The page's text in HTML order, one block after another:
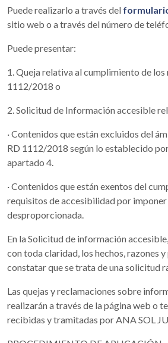
Puede realizarlo a través del
sitio web o a través del número de
Puede presentar:
1. Queja relativa al cumplimiento de
1112/2018 o
2. Solicitud de Información accesible
· Contenidos que están excluidos del
RD 1112/2018 según lo establecido
apartado 4.
· Contenidos que están exentos del
requisitos de accesibilidad por imponer
desproporcionada.
En la Solicitud de información
con toda claridad, los hechos, razones
constatar que se trata de una solicitud
Las quejas y reclamaciones sobre
realizarán a través de la página web o
recibidas y tramitadas por ANA SOL